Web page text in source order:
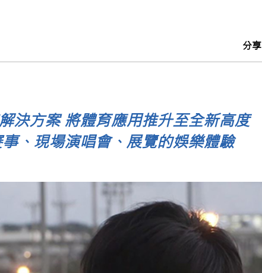
分享
決方案 將體育應用推升至全新高度
、現場演唱會、展覽的娛樂體驗